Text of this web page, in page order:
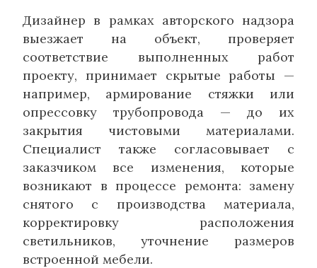
Дизайнер в рамках авторского надзора
выезжает на объект, проверяет
соответствие выполненных работ
проекту, принимает скрытые работы —
например, армирование стяжки или
опрессовку трубопровода — до их
закрытия чистовыми материалами.
Специалист также согласовывает с
заказчиком все изменения, которые
возникают в процессе ремонта: замену
снятого с производства материала,
корректировку расположения
светильников, уточнение размеров
встроенной мебели.